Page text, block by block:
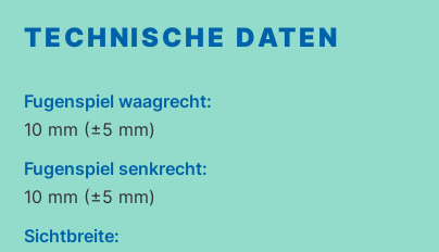
TECHNISCHE DATEN
Fugenspiel waagrecht:
10 mm (±5 mm)
Fugenspiel senkrecht:
10 mm (±5 mm)
Sichtbreite: